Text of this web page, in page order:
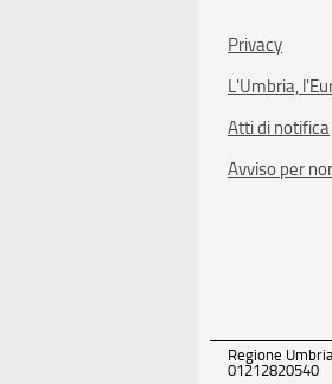
Privacy
L'Umbria,
Atti di notifica
Avviso per
Regione
01212820540